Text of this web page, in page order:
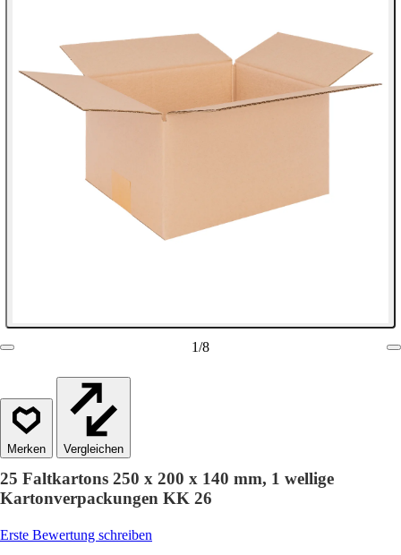
1/8
Vergleichen
25 Faltkartons 250 x 200 x 140 mm, 1 wellige
Kartonverpackungen KK 26
Erste Bewertung schreiben